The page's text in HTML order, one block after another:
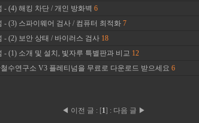
- (4) 해킹 차단 / 개인 방화벽 6
- (3) 스파이웨어 검사 / 컴퓨터 최적화 7
- (2) 보안 상태 / 바이러스 검사 18
- (1) 소개 및 설치, 빛자루 특별판과 비교 12
수연구소 V3 플레티넘을 무료로 다운로드 받으세요 6
◀ 이전 글 : [1] : 다음 글 ▶